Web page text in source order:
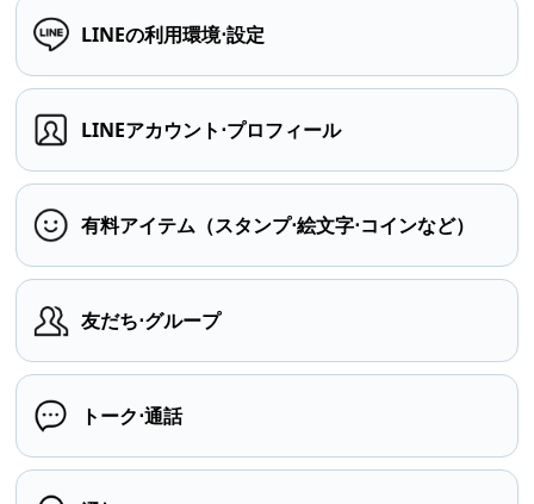
LINEの利用環境⋅設定
LINEアカウント⋅プロフィール
有料アイテム（スタンプ⋅絵文字⋅コインなど）
友だち⋅グループ
トーク⋅通話